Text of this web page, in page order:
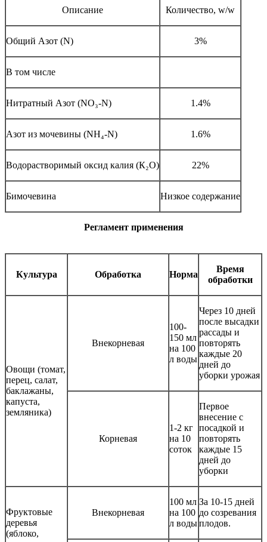
Описание Количество, w/w
Общий Азот (N) 3%
В том числе
Нитратный Азот (NO₃-N) 1.4%
Азот из мочевины (NH₄-N) 1.6%
Водорастворимый оксид калия (К₂О) 22%
Бимочевина Низкое содержание
Регламент применения
Культура Обработка Норма
Время
обработки
Овощи (томат,
перец, салат,
баклажаны,
капуста,
земляника)
Внекорневая
100-
150 мл
на 100
л воды
Через 10 дней
после высадки
рассады и
повторять
каждые 20
дней до
уборки урожая
Корневая
1-2 кг
на 10
соток
Первое
внесение с
посадкой и
повторять
каждые 15
дней до
уборки
Фруктовые
деревья
(яблоко,
Внекорневая
100 мл
на 100
л воды
За 10-15 дней
до созревания
плодов.